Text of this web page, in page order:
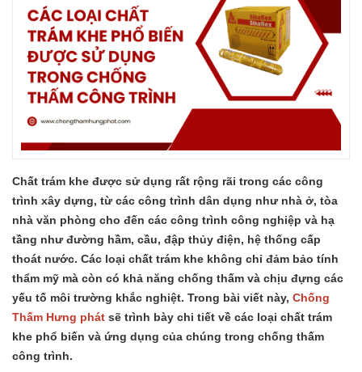
Chất trám khe được sử dụng rất rộng rãi trong các công
trình xây dựng, từ các công trình dân dụng như nhà ở, tòa
nhà văn phòng cho đến các công trình công nghiệp và hạ
tầng như đường hầm, cầu, đập thủy điện, hệ thống cấp
thoát nước. Các loại chất trám khe không chỉ đảm bảo tính
thẩm mỹ mà còn có khả năng chống thấm và chịu đựng các
yếu tố môi trường khắc nghiệt. Trong bài viết này, Chống
Thấm Hưng phát sẽ trình bày chi tiết về các loại chất trám
khe phổ biến và ứng dụng của chúng trong chống thấm
công trình.